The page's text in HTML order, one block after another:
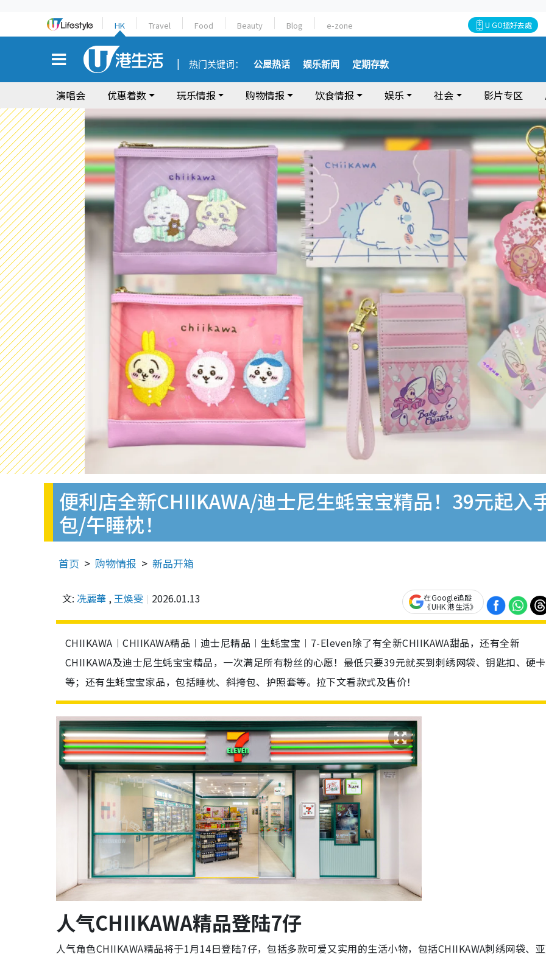
HK Travel Food Beauty Blog e-zone U GO搵好去處
热门关键词： 公屋热话 娱乐新闻 定期存款
演唱会 优惠着数 玩乐情报 购物情报 饮食情报 娱乐 社会 影片专区
便利店全新CHIIKAWA/迪士尼生蚝宝宝精品！39元起
包/午睡枕！
首页 购物情报 新品开箱
文: 冼麗華 ,王煥雯 2026.01.13
在Google追蹤
《UHK 港生活》
CHIIKAWA︱CHIIKAWA精品︱迪士尼精品︱生蚝宝宝︱7-Eleven除了有全新CHIIKAWA甜品，还有全新
CHIIKAWA及迪士尼生蚝宝宝精品，一次满足所有粉丝的心愿！最低只要39元就买到刺绣网袋、钥匙扣、硬
等；还有生蚝宝宝家品，包括睡枕、斜挎包、护照套等。拉下文看款式及售价！
人气CHIIKAWA精品登陆7仔
人气角色CHIIKAWA精品将于1月14日登陆7仔，包括多款可爱又实用的生活小物，包括CHIIKAWA刺绣网袋、